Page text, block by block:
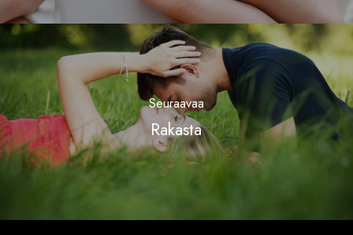
Seuraavaa
Rakasta